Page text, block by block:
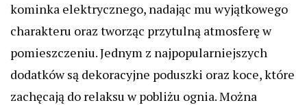
kominka elektrycznego, nadając mu wyjątkowego
charakteru oraz tworząc przytulną atmosferę w
pomieszczeniu. Jednym z najpopularniejszych
dodatków są dekoracyjne poduszki oraz koce, które
zachęcają do relaksu w pobliżu ognia. Można